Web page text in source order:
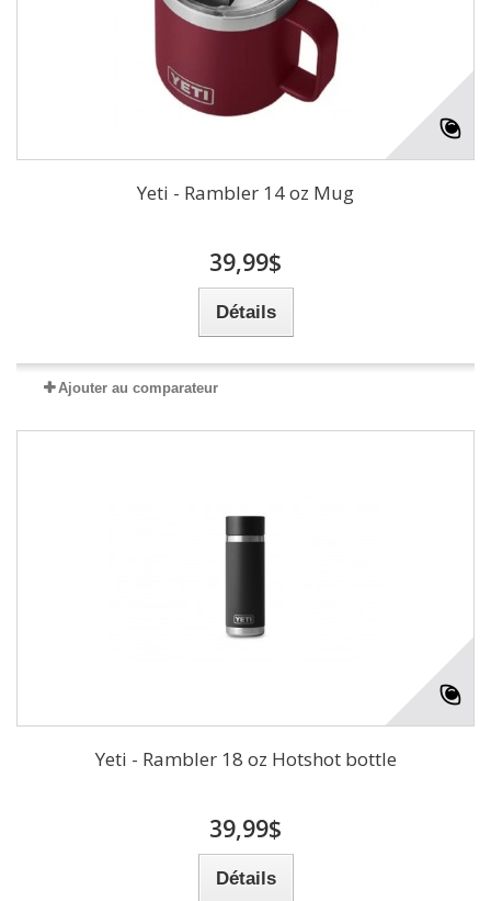
Yeti - Rambler 14 oz Mug
39,99$
Détails
Ajouter au comparateur
Yeti - Rambler 18 oz Hotshot bottle
39,99$
Détails